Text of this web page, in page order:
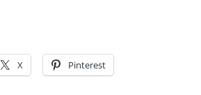
X Pinterest